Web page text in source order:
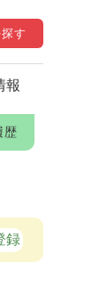
す
報
歴
録